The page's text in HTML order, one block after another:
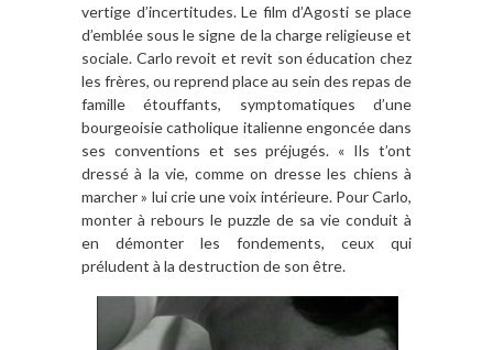
vertige d’incertitudes. Le film d’Agosti se place
d’emblée sous le signe de la charge religieuse et
sociale. Carlo revoit et revit son éducation chez
les frères, ou reprend place au sein des repas de
famille étouffants, symptomatiques d’une
bourgeoisie catholique italienne engoncée dans
ses conventions et ses préjugés. « Ils t’ont
dressé à la vie, comme on dresse les chiens à
marcher » lui crie une voix intérieure. Pour Carlo,
monter à rebours le puzzle de sa vie conduit à
en démonter les fondements, ceux qui
préludent à la destruction de son être.